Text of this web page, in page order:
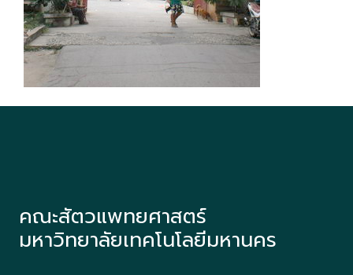
คณะสัตวแพทยศาสตร์
มหาวิทยาลัยเทคโนโลยีมหานคร